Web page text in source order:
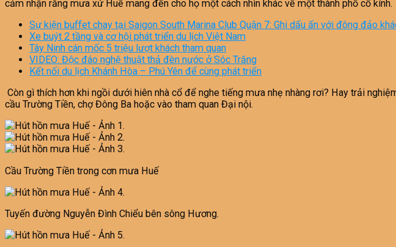
cảm nhận rằng mưa xứ Huế mang đến cho họ một cách nhìn khác về một thành phố cổ kính.
Sự kiện buffet chay tại Saigon South Marina Club Quận 7: Ghi dấu ấn với đông đảo
Xe buýt 2 tầng và cơ hội phát triển du lịch Việt Nam
Tây Ninh cán mốc 5 triệu lượt khách tham quan
VIDEO: Độc đáo nghệ thuật thả đèn nước ở Sóc Trăng
Kết nối du lịch Khánh Hòa – Phú Yên để cùng phát triển
Còn gì thích hơn khi ngồi dưới hiên nhà cổ để nghe tiếng mưa nhẹ nhàng rơi? Hay trải
cầu Trường Tiền, chợ Đông Ba hoặc vào tham quan Đại nội.
Cầu Trường Tiền trong cơn mưa Huế
Tuyến đường Nguyễn Đình Chiểu bên sông Hương.